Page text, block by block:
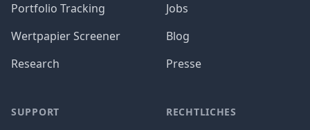
Portfolio Tracking
Wertpapier Screener
Research
SUPPORT
Jobs
Blog
Presse
RECHTLICHES